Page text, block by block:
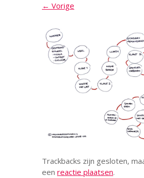
← Vorige
Trackbacks zijn gesloten,
een reactie plaatsen.